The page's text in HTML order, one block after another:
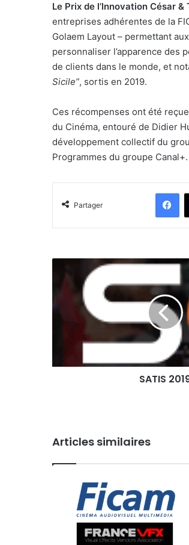
Le Prix de l’Innovation César
entreprises adhérentes de la
Golaem Layout – permettant
personnaliser l’apparence des
de clients dans le monde, et
Sicile”, sortis en 2019.
Ces récompenses ont été
du Cinéma, entouré de Didier
développement collectif du
Programmes du groupe Canal+.
Partager
2019
SATIS
Articles similaires